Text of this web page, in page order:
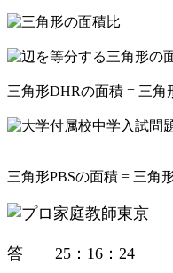
三角形DHRの面積 = 三
三角形PBSの面積 = 三角
答 25：16：24